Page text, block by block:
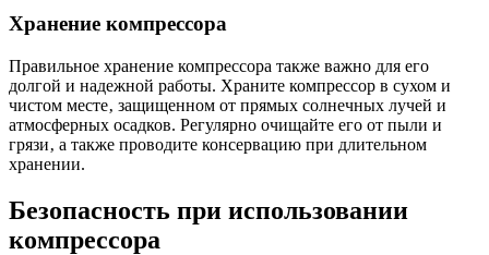
Хранение компрессора
Правильное хранение компрессора также важно для его
долгой и надежной работы. Храните компрессор в сухом и
чистом месте‚ защищенном от прямых солнечных лучей и
атмосферных осадков. Регулярно очищайте его от пыли и
грязи‚ а также проводите консервацию при длительном
хранении.
Безопасность при использовании
компрессора